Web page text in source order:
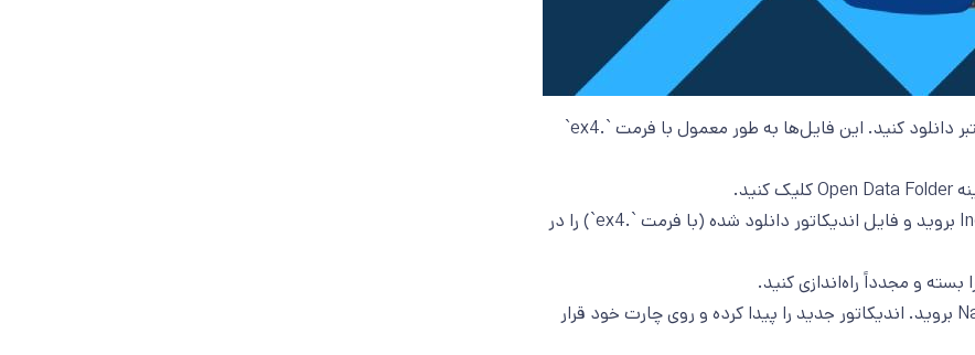
ابتدا فایل اندیکاتور مورد نظر خود را از یک منبع معتبر دانلود کنید. این فایل‌ها به طور معمول با فرمت `.ex4`
در پوشه باز شده، به مسیر MQL4 و سپس Indicators بروید و فایل اندیکاتور دانلود شده (با فرمت `.ex4`) را در
پس از راه‌اندازی مجدد متاتریدر 4، به بخش Navigator بروید. اندیکاتور جدید را پیدا کرده و روی چارت خود قرار